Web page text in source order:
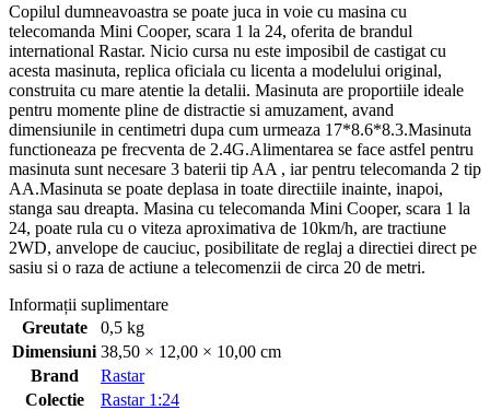
Copilul dumneavoastra se poate juca in voie cu masina cu
telecomanda Mini Cooper, scara 1 la 24, oferita de brandul
international Rastar. Nicio cursa nu este imposibil de castigat cu
acesta masinuta, replica oficiala cu licenta a modelului original,
construita cu mare atentie la detalii. Masinuta are proportiile ideale
pentru momente pline de distractie si amuzament, avand
dimensiunile in centimetri dupa cum urmeaza 17*8.6*8.3.Masinuta
functioneaza pe frecventa de 2.4G.Alimentarea se face astfel pentru
masinuta sunt necesare 3 baterii tip AA , iar pentru telecomanda 2 tip
AA.Masinuta se poate deplasa in toate directiile inainte, inapoi,
stanga sau dreapta. Masina cu telecomanda Mini Cooper, scara 1 la
24, poate rula cu o viteza aproximativa de 10km/h, are tractiune
2WD, anvelope de cauciuc, posibilitate de reglaj a directiei direct pe
sasiu si o raza de actiune a telecomenzii de circa 20 de metri.
Informații suplimentare
Greutate
0,5 kg
Dimensiuni 38,50 × 12,00 × 10,00 cm
Brand
Rastar
Colectie
Rastar 1:24